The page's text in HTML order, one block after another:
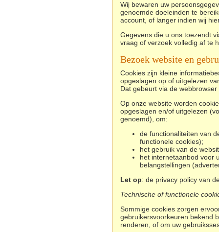
Wij bewaren uw
genoemde doeleinden te
account, of langer indien wij
Gegevens die u ons toezendt
vraag of verzoek volledig af te
Bezoek website en
Cookies zijn kleine
opgeslagen op of uitgelezen
Dat gebeurt via de
Op onze website worden
opgeslagen en/of uitgelezen
genoemd), om:
de functionaliteiten van
functionele cookies);
het gebruik van de
het internetaanbod voor
belangstellingen
Let op: de privacy policy van
Technische of functionele
Sommige cookies zorgen
gebruikersvoorkeuren bekend
renderen, of om uw